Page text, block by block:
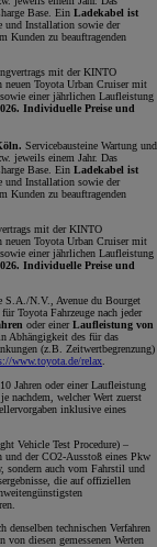
Base. Ein Ladekabel ist
und Installation sowie der
Kunden zu beauftragenden
mit der KINTO
neuen Toyota Urban Cruiser mit
einer jährlichen Laufleistung
Individuelle Preise und
Servicebausteine Wartung und
jeweils einem Jahr. Das
Base. Ein Ladekabel ist
und Installation sowie der
Kunden zu beauftragenden
mit der KINTO
neuen Toyota Urban Cruiser mit
einer jährlichen Laufleistung
Individuelle Preise und
S.A./N.V., Avenue du Bourget
Toyota Fahrzeuge nach jeder
oder einerLaufleistung von
Abhängigkeit des für das
(z.B. Zeitwertbegrenzung)
www.toyota.de/relax
Jahren oder einer Laufleistung
nachdem, welcher Wert zuerst
inklusive eines
Vehicle Test Procedure) –
und der CO2-Ausstoß eines Pkw
sondern auch vom Fahrstil und
die auf offiziellen
denselben technischen Verfahren
von diesen gemessenen Werten